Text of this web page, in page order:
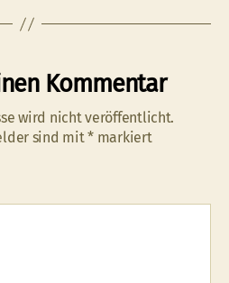
Kommentar
wird nicht veröffentlicht.
sind mit* markiert